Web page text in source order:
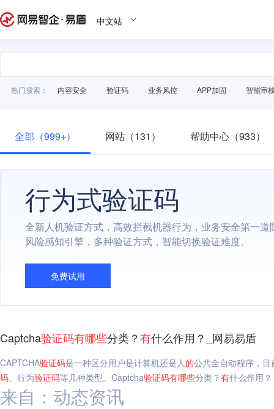
中文站
热门搜索： 内容安全 验证码 业务风控 APP加固 智能审
全部（999+） 网站（131） 帮助中心（933）
行为式验证码
全新人机验证方式，高效拦截机器行为，业务安全第一道
风险感知引擎，多种验证方式，智能切换验证难度。
免费试用
Captcha验证码有哪些分类？有什么作用？_网易易盾
CAPTCHA验证码是一种区分用户是计算机还是人的公共全自动程序，目
码、行为验证码等几种类型。Captcha验证码有哪些分类？ 有什么作用？
来自：动态资讯